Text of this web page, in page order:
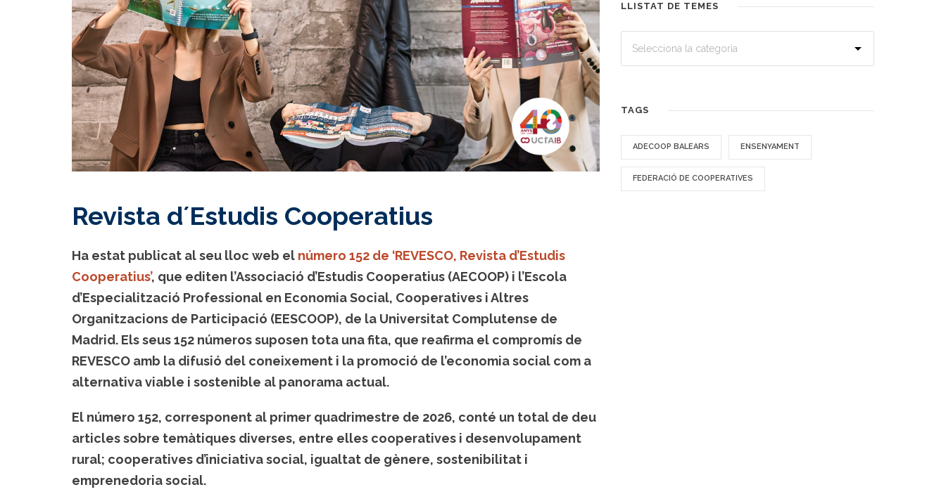
Revista d´Estudis Cooperatius
Ha estat publicat al seu lloc web el número 152 de ‘REVESCO, Revista d’Estudis
Cooperatius’, que editen l’Associació d’Estudis Cooperatius (AECOOP) i l’Escola
d’Especialització Professional en Economia Social, Cooperatives i Altres
Organitzacions de Participació (EESCOOP), de la Universitat Complutense de
Madrid. Els seus 152 números suposen tota una fita, que reafirma el compromís de
REVESCO amb la difusió del coneixement i la promoció de l’economia social com a
alternativa viable i sostenible al panorama actual.
El número 152, corresponent al primer quadrimestre de 2026, conté un total de deu
articles sobre temàtiques diverses, entre elles cooperatives i desenvolupament
rural; cooperatives d’iniciativa social, igualtat de gènere, sostenibilitat i
emprenedoria social.
LLISTAT DE TEMES
TAGS
ADECOOP BALEARS ENSENYAMENT
FEDERACIÓ DE COOPERATIVES